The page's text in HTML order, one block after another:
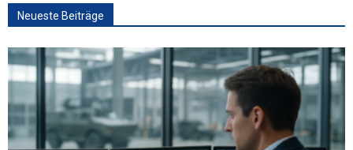
Neueste Beiträge